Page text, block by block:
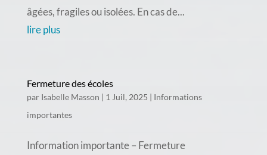
âgées, fragiles ou isolées. En cas de...
lire plus
Fermeture des écoles
par Isabelle Masson | 1 Juil, 2025 | Informations
importantes
Information importante – Fermeture